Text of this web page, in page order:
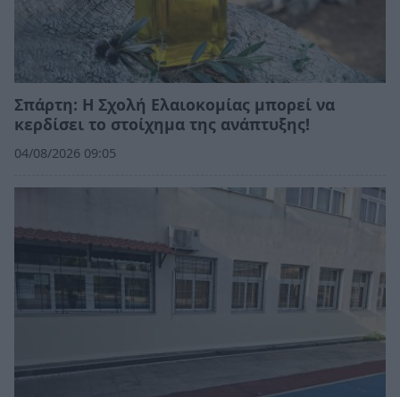
Σπάρτη: Η Σχολή Ελαιοκομίας μπορεί να
κερδίσει το στοίχημα της ανάπτυξης!
04/08/2026 09:05